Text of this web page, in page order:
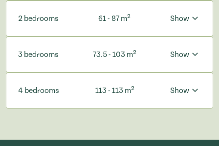
2 bedrooms 61 - 87 m2 Show
3 bedrooms 73.5 - 103 m2 Show
4 bedrooms 113 - 113 m2 Show